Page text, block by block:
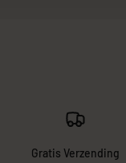
Gratis Verzending